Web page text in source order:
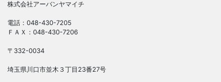
株式会社アーバンヤマイチ
電話：048-430-7205
ＦＡＸ：048-430-7206
〒332-0034
埼玉県川口市並木３丁目23番27号